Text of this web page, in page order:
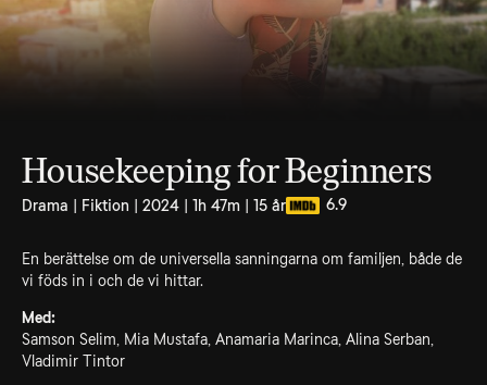
Housekeeping for Beginners
Drama | Fiktion | 2024 | 1h 47m | 15 år 6.9
En berättelse om de universella sanningarna om familjen, både de
vi föds in i och de vi hittar.
Med:
Samson Selim, Mia Mustafa, Anamaria Marinca, Alina Serban,
Vladimir Tintor